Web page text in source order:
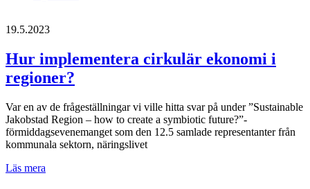
19.5.2023
Hur implementera cirkulär ekonomi i
regioner?
Var en av de frågeställningar vi ville hitta svar på under ”Sustainable
Jakobstad Region – how to create a symbiotic future?”-
förmiddagsevenemanget som den 12.5 samlade representanter från
kommunala sektorn, näringslivet
Läs mera